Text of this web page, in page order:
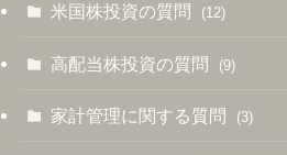
米国株投資の質問 (12)
高配当株投資の質問 (9)
家計管理に関する質問 (3)